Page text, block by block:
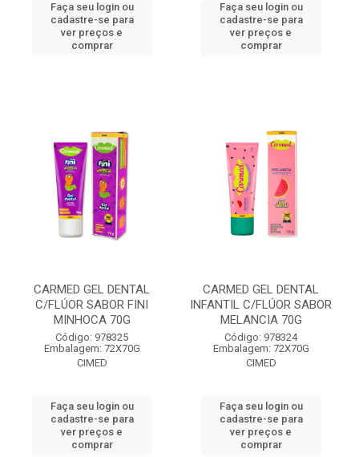
Faça seu login ou
cadastre-se para
ver preços e
comprar
Faça seu login ou
cadastre-se para
ver preços e
comprar
CARMED GEL DENTAL
C/FLÚOR SABOR FINI
MINHOCA 70G
Código: 978325
Embalagem: 72X70G
CIMED
Faça seu login ou
cadastre-se para
ver preços e
comprar
CARMED GEL DENTAL
INFANTIL C/FLÚOR SABOR
MELANCIA 70G
Código: 978324
Embalagem: 72X70G
CIMED
Faça seu login ou
cadastre-se para
ver preços e
comprar